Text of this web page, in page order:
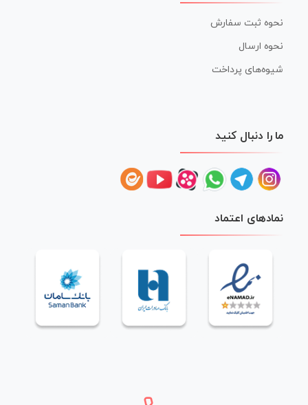
نحوه ثبت سفارش
نحوه ارسال
شیوه‌های پرداخت
ما را دنبال کنید
نمادهای اعتماد